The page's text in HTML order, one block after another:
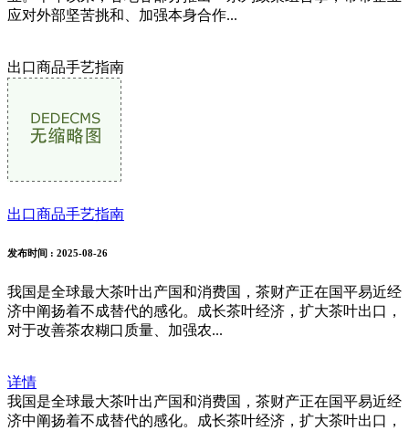
应对外部坚苦挑和、加强本身合作...
出口商品手艺指南
出口商品手艺指南
发布时间 : 2025-08-26
我国是全球最大茶叶出产国和消费国，茶财产正在国平易近经
济中阐扬着不成替代的感化。成长茶叶经济，扩大茶叶出口，
对于改善茶农糊口质量、加强农...
详情
我国是全球最大茶叶出产国和消费国，茶财产正在国平易近经
济中阐扬着不成替代的感化。成长茶叶经济，扩大茶叶出口，